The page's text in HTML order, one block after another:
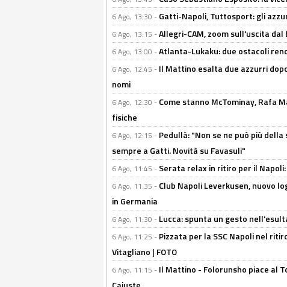
6 Ago, 13:30 - Gatti-Napoli, Tuttosport: gli
6 Ago, 13:15 -Allegri-CAM, zoom sull'uscita dal
6 Ago, 13:00 -Atlanta-Lukaku: due ostacoli
6 Ago, 12:45 - Il Mattino esalta due azzurri
nomi
6 Ago, 12:30 - Come stanno McTominay, Rafa
fisiche
6 Ago, 12:15 - Pedullà: "Non se ne può più
sempre a Gatti. Novità su Favasuli"
6 Ago, 11:45 - Serata relax in ritiro per il Napoli:
6 Ago, 11:35 - Club Napoli Leverkusen, nuovo
in Germania
6 Ago, 11:30 - Lucca: spunta un gesto
6 Ago, 11:25 - Pizzata per la SSC Napoli nel
Vitagliano | FOTO
6 Ago, 11:15 - Il Mattino - Folorunsho piace al